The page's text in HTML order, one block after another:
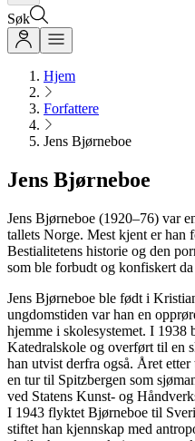
Søk
Hjem
Forfattere
Jens Bjørneboe
Jens Bjørneboe
Jens Bjørneboe (1920–76) var
tallets Norge. Mest kjent er han
Bestialitetens historie og den
som ble forbudt og konfiskert
Jens Bjørneboe ble født i
ungdomstiden var han en
hjemme i skolesystemet. I 1938
Katedralskole og overført til en
han utvist derfra også. Året
en tur til Spitzbergen som
ved Statens Kunst- og
I 1943 flyktet Bjørneboe til
stiftet han kjennskap med